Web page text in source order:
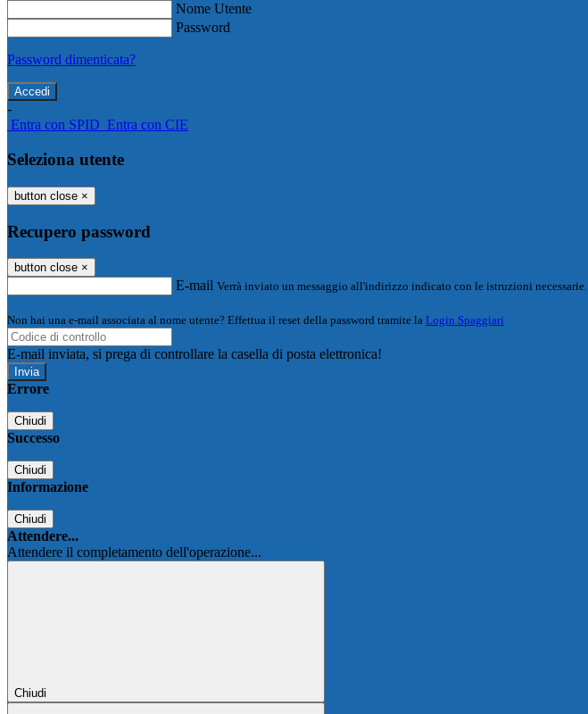
Nome Utente
Password
Password dimenticata?
-
Entra con SPID Entra con CIE
Seleziona utente
button close ×
Recupero password
button close ×
E-mail Verrà inviato un messaggio all'indirizzo indicato con le istruzioni necessarie.
Non hai una e-mail associata al nome utente? Effettua il reset della password tramite la Login Spaggiari
E-mail inviata, si prega di controllare la casella di posta elettronica!
Errore
Chiudi
Successo
Chiudi
Informazione
Chiudi
Attendere...
Attendere il completamento dell'operazione...
Chiudi